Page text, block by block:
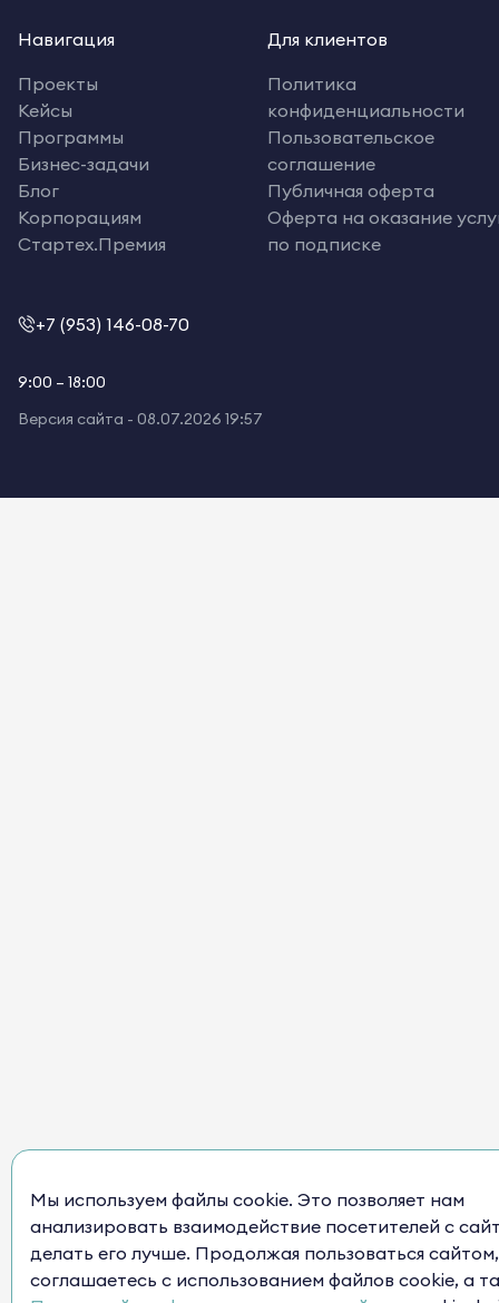
Навигация
Проекты
Кейсы
Программы
Бизнес-задачи
Блог
Корпорациям
Стартех.Премия
Для клиентов
Политика
конфиденциальности
Пользовательское
соглашение
Публичная оферта
Оферта на оказание
по подписке
+7 (953) 146-08-70
9:00 – 18:00
Версия сайта - 08.07.2026 19:57
Мы используем файлы cookie. Это позволяет нам
анализировать взаимодействие посетителей с
делать его лучше. Продолжая пользоваться
соглашаетесь с использованием файлов cookie, а